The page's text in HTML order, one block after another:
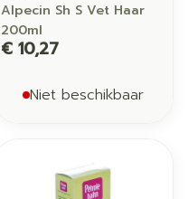
Alpecin Sh S Vet Haar
200ml
€ 10,27
Niet beschikbaar